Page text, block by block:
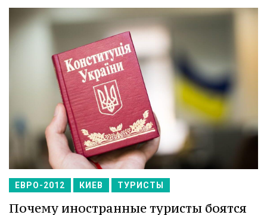
ЕВРО-2012 КИЕВ ТУРИСТЫ
Почему иностранные туристы боятся